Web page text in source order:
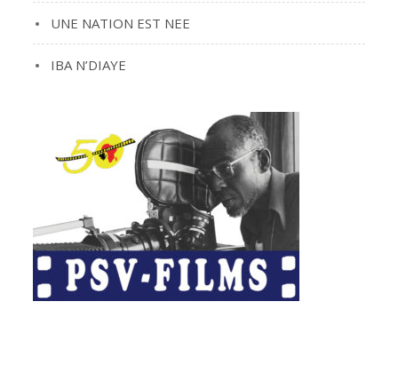
UNE NATION EST NEE
IBA N’DIAYE